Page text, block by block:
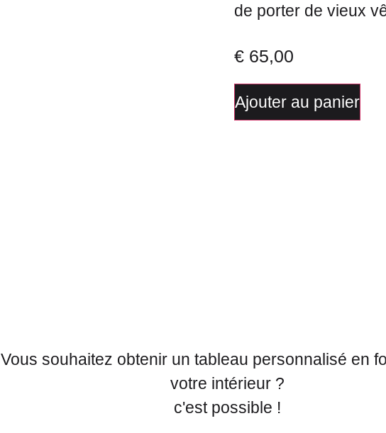
de porter de vieux
€ 65,00
Ajouter au panier
Vous souhaitez obtenir un tableau personnalisé en
votre intérieur ?
c'est possible !